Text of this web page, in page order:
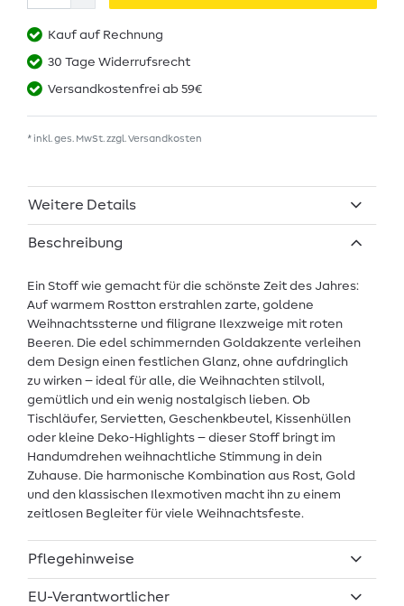
Kauf auf Rechnung
30 Tage Widerrufsrecht
Versandkostenfrei ab 59€
* inkl. ges. MwSt. zzgl. Versandkosten
Weitere Details
Beschreibung
Ein Stoff wie gemacht für die schönste Zeit des Jahres:
Auf warmem Rostton erstrahlen zarte, goldene
Weihnachtssterne und filigrane Ilexzweige mit roten
Beeren. Die edel schimmernden Goldakzente verleihen
dem Design einen festlichen Glanz, ohne aufdringlich
zu wirken – ideal für alle, die Weihnachten stilvoll,
gemütlich und ein wenig nostalgisch lieben. Ob
Tischläufer, Servietten, Geschenkbeutel, Kissenhüllen
oder kleine Deko-Highlights – dieser Stoff bringt im
Handumdrehen weihnachtliche Stimmung in dein
Zuhause. Die harmonische Kombination aus Rost, Gold
und den klassischen Ilexmotiven macht ihn zu einem
zeitlosen Begleiter für viele Weihnachtsfeste.
Pflegehinweise
EU-Verantwortlicher